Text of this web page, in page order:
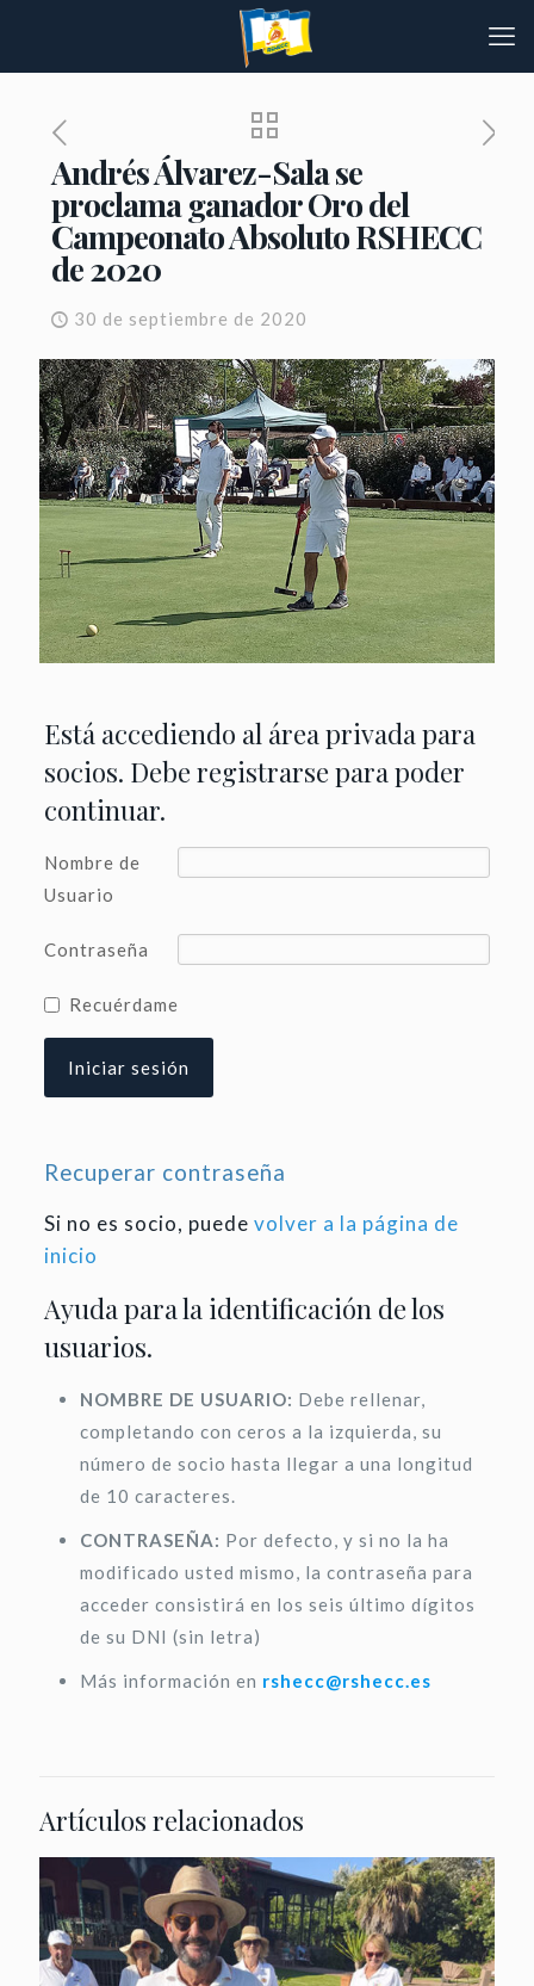
Andrés Álvarez-Sala se
proclama ganador Oro del
Campeonato Absoluto RSHECC
de 2020
30 de septiembre de 2020
Está accediendo al área privada para
socios. Debe registrarse para poder
continuar.
Nombre de
Usuario
Contraseña
Recuérdame
Recuperar contraseña
Si no es socio, puede volver a la página de
inicio
Ayuda para la identificación de los
usuarios.
NOMBRE DE USUARIO: Debe rellenar,
completando con ceros a la izquierda, su
número de socio hasta llegar a una longitud
de 10 caracteres.
CONTRASEÑA: Por defecto, y si no la ha
modificado usted mismo, la contraseña para
acceder consistirá en los seis último dígitos
de su DNI (sin letra)
Más información en rshecc@rshecc.es
Artículos relacionados